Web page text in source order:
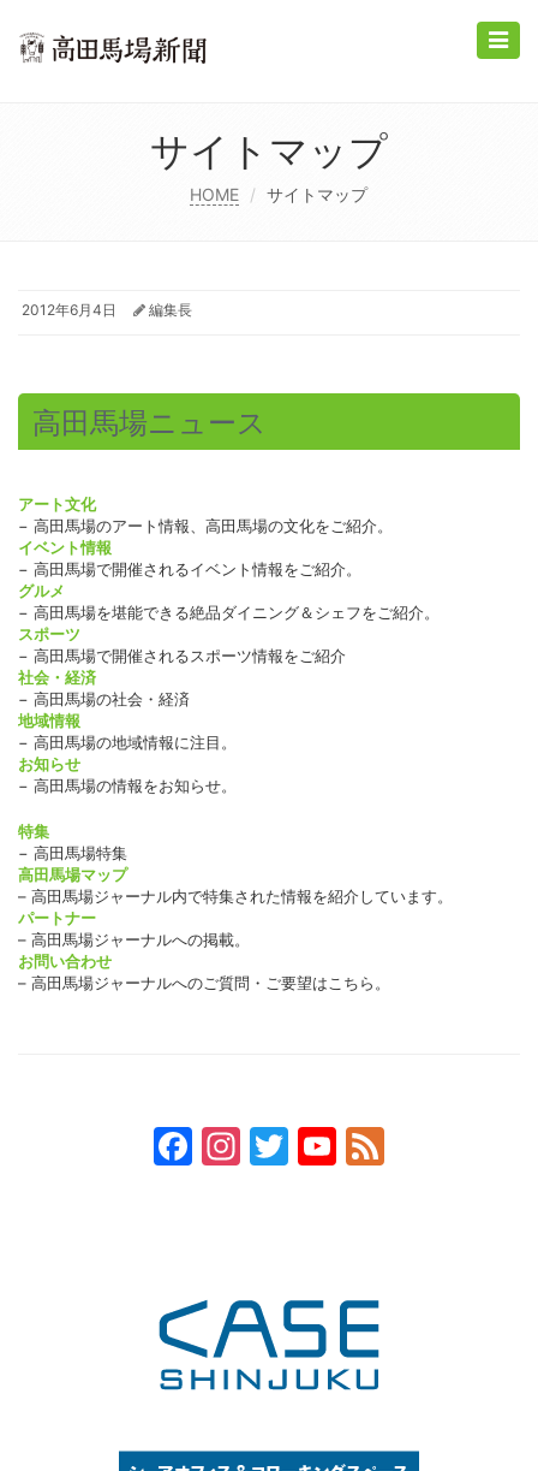
Toggle
サイトマップ
HOME サイトマップ
2012年6月4日 編集長
高田馬場ニュース
アート文化
− 高田馬場のアート情報、高田馬場の文化をご紹介。
イベント情報
− 高田馬場で開催されるイベント情報をご紹介。
グルメ
− 高田馬場を堪能できる絶品ダイニング＆シェフをご紹介。
スポーツ
− 高田馬場で開催されるスポーツ情報をご紹介
社会・経済
− 高田馬場の社会・経済
地域情報
− 高田馬場の地域情報に注目。
お知らせ
− 高田馬場の情報をお知らせ。
特集
− 高田馬場特集
高田馬場マップ
– 高田馬場ジャーナル内で特集された情報を紹介しています。
パートナー
– 高田馬場ジャーナルへの掲載。
お問い合わせ
– 高田馬場ジャーナルへのご質問・ご要望はこちら。
Facebook
Instagram
TwitterYouTube